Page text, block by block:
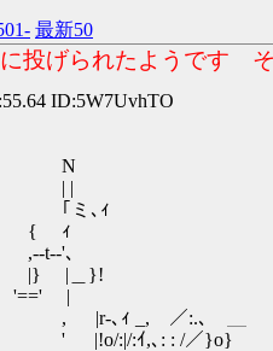
最新50
投げられたようです そ
ID:5W7UvhTO
ｨ
人間やる夫は
|
:.､ ＿
: /／}o}